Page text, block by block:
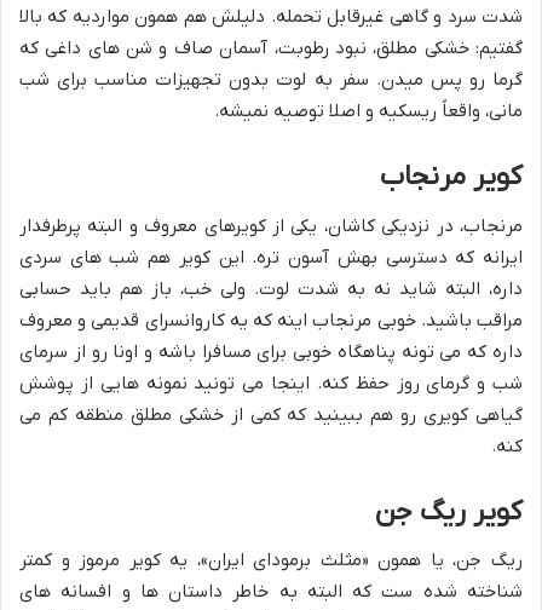
شدت سرد و گاهی غیرقابل تحمله. دلیلش هم همون مواردیه که بالا
گفتیم: خشکی مطلق، نبود رطوبت، آسمان صاف و شن های داغی که
گرما رو پس میدن. سفر به لوت بدون تجهیزات مناسب برای شب
مانی، واقعاً ریسکیه و اصلا توصیه نمیشه.
کویر مرنجاب
مرنجاب، در نزدیکی کاشان، یکی از کویرهای معروف و البته پرطرفدار
ایرانه که دسترسی بهش آسون تره. این کویر هم شب های سردی
داره، البته شاید نه به شدت لوت. ولی خب، باز هم باید حسابی
مراقب باشید. خوبی مرنجاب اینه که یه کاروانسرای قدیمی و معروف
داره که می تونه پناهگاه خوبی برای مسافرا باشه و اونا رو از سرمای
شب و گرمای روز حفظ کنه. اینجا می تونید نمونه هایی از پوشش
گیاهی کویری رو هم ببینید که کمی از خشکی مطلق منطقه کم می
کنه.
کویر ریگ جن
ریگ جن، یا همون «مثلث برمودای ایران»، یه کویر مرموز و کمتر
شناخته شده ست که البته به خاطر داستان ها و افسانه های